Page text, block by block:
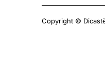
Copyright ©